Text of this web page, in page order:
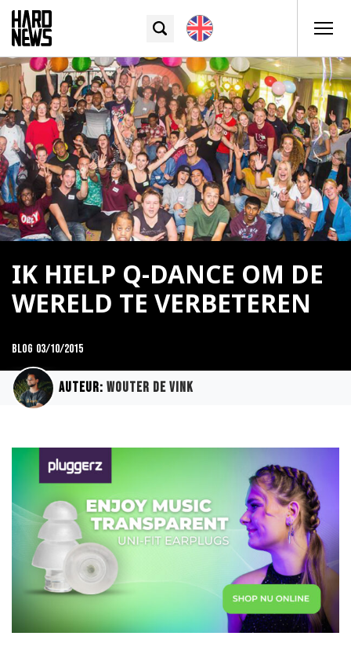
IK HIELP Q-DANCE OM DE
WERELD TE VERBETEREN
Blog 03/10/2015
Auteur: Wouter de Vink